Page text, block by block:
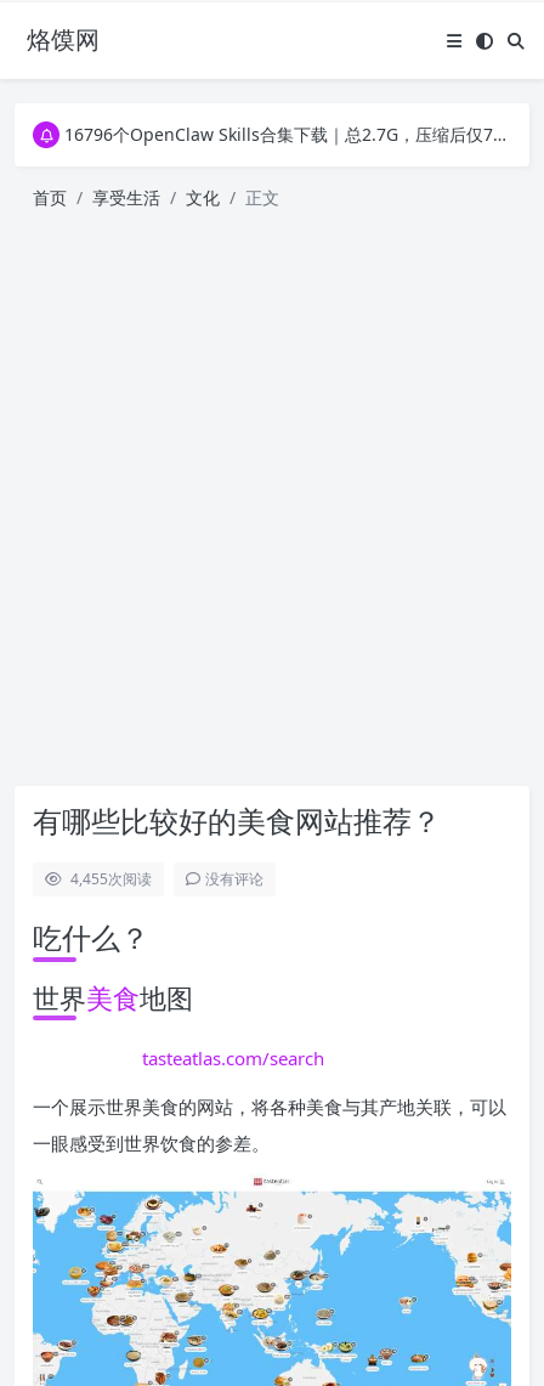
烙馍网
16796个OpenClaw Skills合集下载｜总2.7G，压缩后仅738M，覆盖全场景技能
16796个OpenClaw Skills合集下载｜总2.7G，压缩后仅738M，覆盖全场景技能
首页
享受生活 文化 正文
有哪些比较好的美食网站推荐？
4,455次阅读 没有评论
吃什么？
世界美食地图
tasteatlas.com/search
一个展示世界美食的网站，将各种美食与其产地关联，可以
一眼感受到世界饮食的参差。